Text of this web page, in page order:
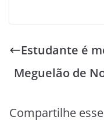
Estudante é
Meguelão de
Compartilhe